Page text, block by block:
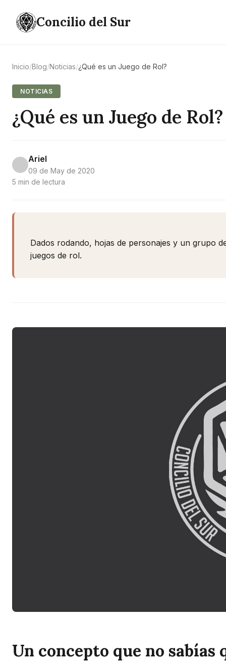
Concilio del Sur
Inicio/Blog/Noticias/¿Qué es un Juego de Rol?
NOTICIAS
¿Qué es un Juego de Rol?
Ariel
09 de May de 2020
5 min de lectura
Dados rodando, hojas de personajes y un grupo
juegos de rol.
Un concepto que no sabías